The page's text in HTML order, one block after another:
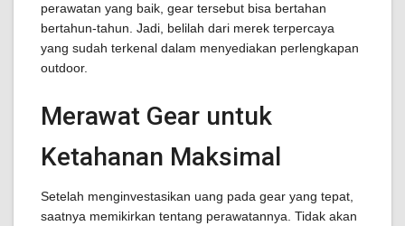
perawatan yang baik, gear tersebut bisa bertahan
bertahun-tahun. Jadi, belilah dari merek terpercaya
yang sudah terkenal dalam menyediakan perlengkapan
outdoor.
Merawat Gear untuk
Ketahanan Maksimal
Setelah menginvestasikan uang pada gear yang tepat,
saatnya memikirkan tentang perawatannya. Tidak akan